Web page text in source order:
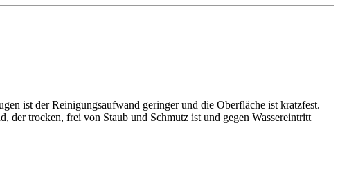
ist der Reinigungsaufwand geringer und die Oberfläche ist kratzfest.
der trocken, frei von Staub und Schmutz ist und gegen Wassereintritt